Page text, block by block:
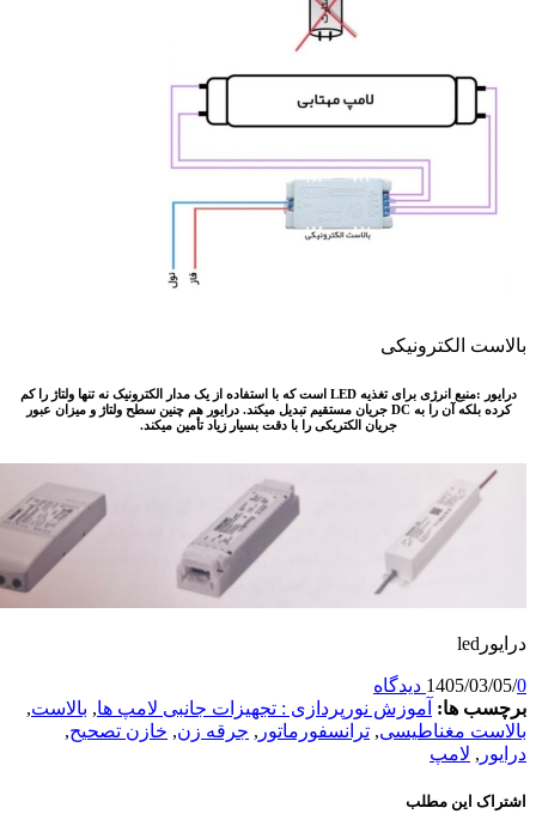
درایور :منبع انرژی برای تغذیه LED است که با استفاده از یک مدار الکترونیک نه تنها ولتاژ را کم
کرده بلکه آن را به DC جریان مستقیم تبدیل میکند. درایور هم چنین سطح ولتاژ و میزان عبور
جریان الکتریکی را با دقت بسیار زیاد تأمین میکند.
ها: آموزش نورپردازی : تجهیزات جانبی لامپ ها ,بالاست,
مغناطیسی,ترانسفورماتور,جرقه زن, خازن تصحیح,
لامپ
مطلب